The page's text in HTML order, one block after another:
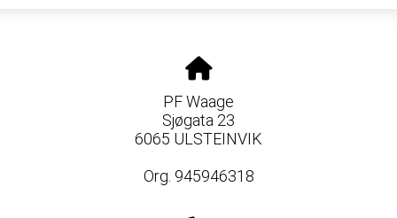
PF Waage
Sjøgata 23
6065 ULSTEINVIK
Org. 945946318